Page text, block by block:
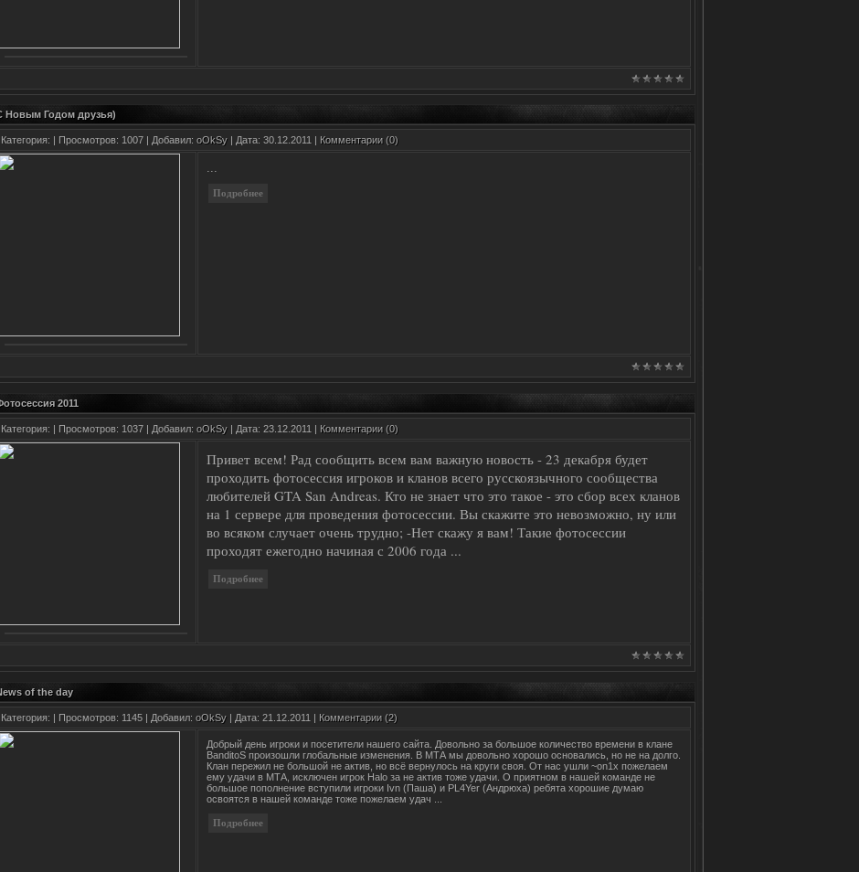
Новым Годом друзья)
Категория: | Просмотров: 1007 | Добавил: oOkSy | Дата: 30.12.2011 Комментарии (0)
...
2011
Категория: | Просмотров: 1037 | Добавил: oOkSy | Дата: 23.12.2011 | Комментарии (0)
Привет всем! Рад сообщить всем вам важную новость - 23 декабря будет
проходить фотосессия игроков и кланов всего русскоязычного сообщества
любителей GTA San Andreas. Кто не знает что это такое - это сбор всех кланов
на 1 сервере для проведения фотосессии. Вы скажите это невозможно, ну или
во всяком случает очень трудно; -Нет скажу я вам! Такие фотосессии
проходят ежегодно начиная с 2006 года ...
of the day
Категория: | Просмотров: 1145 | Добавил: oOkSy | Дата: 21.12.2011 | Комментарии (2)
Добрый день игроки и посетители нашего сайта. Довольно за большое количество времени в клане
BanditoS произошли глобальные изменения. В МТА мы довольно хорошо основались, но не на долго.
Клан пережил не большой не актив, но всё вернулось на круги своя. От нас ушли ~on1x пожелаем
ему удачи в МТА, исключен игрок Halo за не актив тоже удачи. О приятном в нашей команде не
большое пополнение вступили игроки Ivn (Паша) и PL4Yer (Андрюха) ребята хорошие думаю
освоятся в нашей команде тоже пожелаем удач